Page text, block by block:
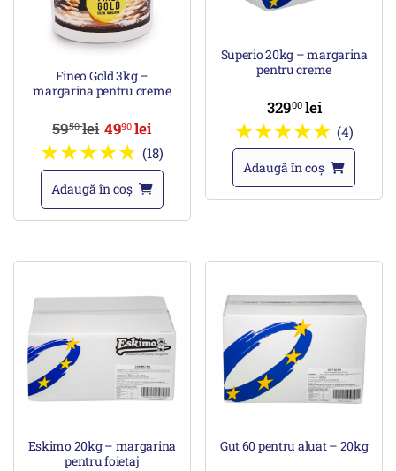
Fineo Gold 3kg –
margarina pentru creme
5950lei 4990lei
(18)
Adaugă în coș
Superio 20kg – margarina
pentru creme
32900 lei
(4)
Adaugă în coș
Eskimo 20kg – margarina
pentru foietaj
Gut 60 pentru aluat – 20kg